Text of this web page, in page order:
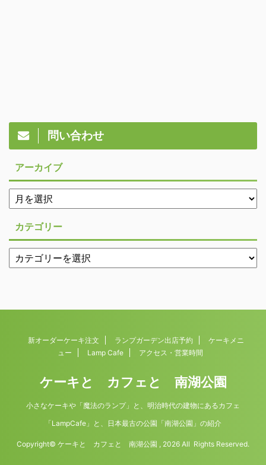
問い合わせ
アーカイブ
カテゴリー
新オーダーケーキ注文 ランプガーデン出店予約
ケーキメニ
ュー
Lamp Cafe アクセス・営業時間
ケーキと カフェと 南湖公園
小さなケーキや「魔法のランプ」と、明治時代の建物にあるカフェ
「LampCafe」と、日本最古の公園「南湖公園」の紹介
Copyright© ケーキと カフェと 南湖公園 , 2026 All Rights Reserved.